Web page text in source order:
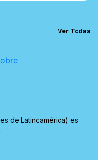
Ver Todas
de Latinoamérica) es